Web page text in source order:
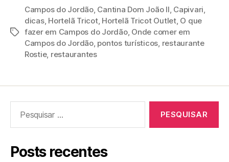
Tags
Campos do Jordão, Cantina Dom João II Capivari
dicas, Hortelã Tricot, Hortelã Tricot Outlet, O que
fazer em Campos do Jordão, Onde comer em
Campos do Jordão, pontos turísticos restaurante
Rostie, restaurantes
por:
Posts recentes